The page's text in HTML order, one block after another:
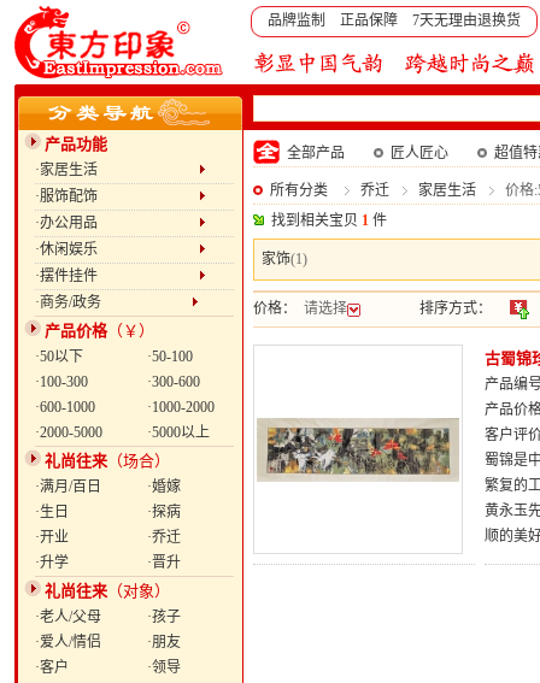
品牌监制 正品保障 7天无理由退换货
产品功能
·家居生活
·服饰配饰
·办公用品
·休闲娱乐
·摆件挂件
·商务/政务
产品价格（￥）
·50以下
·50-100
·100-300
·300-600
·600-1000
·1000-2000
·2000-5000
·5000以上
礼尚往来 （场合）
·满月/百日
·婚嫁
·生日
·探病
·开业
·乔迁
·升学
·晋升
礼尚往来 （对象）
·老人/父母
·孩子
·爱人/情侣
·朋友
·客户
·领导
全部产品 匠人匠心 超值
所有分类 乔迁 家居生活
价格
找到相关宝贝 1 件
家饰(1)
价格： 请选择 排序方式：
古蜀锦
产品编
产品价
客户评
蜀锦是
繁复的
黄永玉
顺的美